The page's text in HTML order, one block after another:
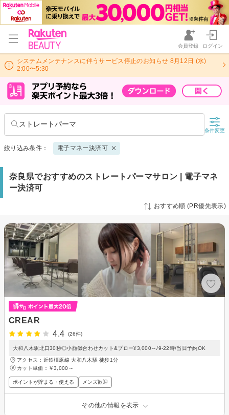
会員登録 ログイン
システムメンテナンスに伴うサービス停止のお知らせ 8月12日 (水)
2:00〜5:30
ストレートパーマ
条件変更
絞り込み条件： 電子マネー決済可
奈良県でおすすめのストレートパーマサロン | 電子マネ
ー決済可
おすすめ順 (PR優先表示)
CREAR
4.4
(26件)
大和八木駅北口30秒◎小顔似合わせカット&ブロー¥3,000～/9-22時/当日予約OK
アクセス：近鉄橿原線 大和八木駅 徒歩1分
カット単価： ￥3,000～
ポイントが貯まる・使える メンズ歓迎
その他の情報を表示